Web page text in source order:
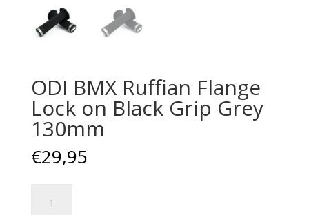
ODI BMX Ruffian Flange
Lock on Black Grip Grey
130mm
€29,95